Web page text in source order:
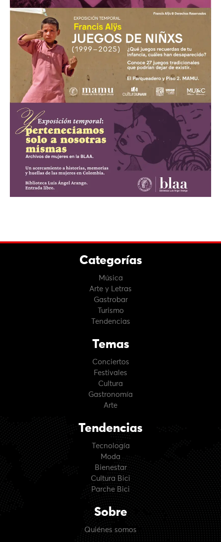
Categorías
Música
Arte y Letras
Gastrobar
Turismo
Tendencias
Temas
Conciertos
Festivales
Cultura
Gastronomía
Arte
Tendencias
Tecnología
Moda
Bienestar
Cultura Bici
Parche Bici
Sobre
Quiénes somos